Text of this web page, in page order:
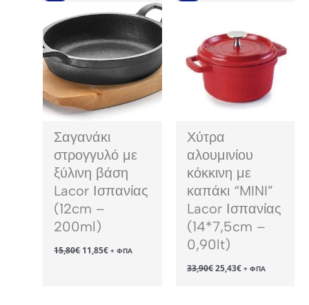
Σαγανάκι
στρογγυλό με
ξύλινη βάση
Lacor Ισπανίας
(12cm –
200ml)
15,80€ Original
price
11,85€Η+ ΦΠΑ
Χύτρα
αλουμινίου
κόκκινη με
καπάκι “MINI”
Lacor Ισπανίας
(14*7,5cm –
0,90lt)
33,90€Original
price
25,43€Η+ ΦΠΑ